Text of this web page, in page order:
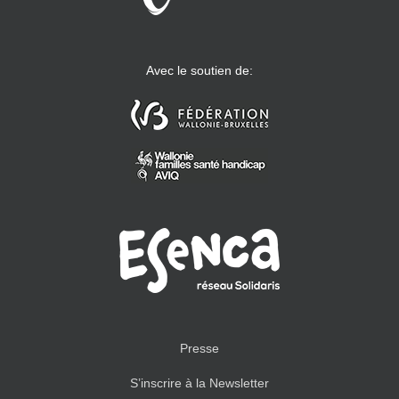
Avec le soutien de:
Presse
S’inscrire à la Newsletter